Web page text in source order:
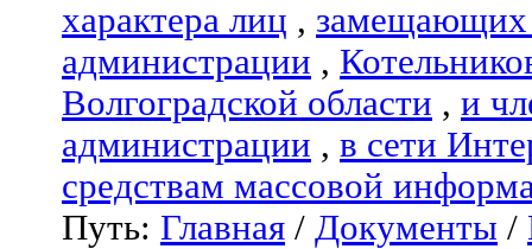
характера лиц , замещающих
администрации ,
Волгоградской области , и
администрации , в сети
средствам массовой
Путь: Главная / Документы /